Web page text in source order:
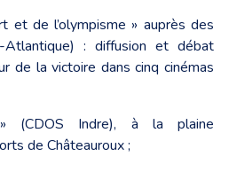
de l’olympisme » auprès des
Atlantique) : diffusion et débat
de la victoire dans cinq cinémas
(CDOS Indre), à la plaine
de Châteauroux ;